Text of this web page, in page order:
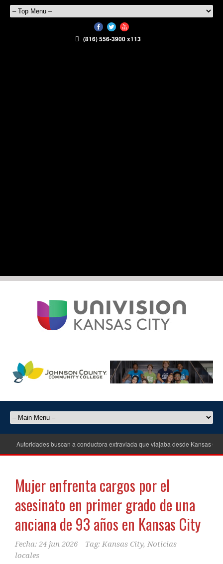
(816) 556-3900 x113
Autoridades buscan a conductora extraviada que viajaba desde Kansas City
Mujer enfrenta cargos por el
asesinato en primer grado de una
anciana de 93 años en Kansas City
Fecha: 24 jun 2026 Tag: Kansas City, Noticias
locales